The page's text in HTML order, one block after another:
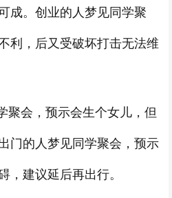
成。创业的人梦见同学聚
利，后又受破坏打击无法维
聚会，预示会生个女儿，但
门的人梦见同学聚会，预示
，建议延后再出行。